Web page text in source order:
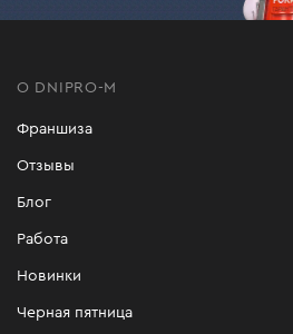
О DNIPRO-M
Франшиза
Отзывы
Блог
Работа
Новинки
Черная пятница